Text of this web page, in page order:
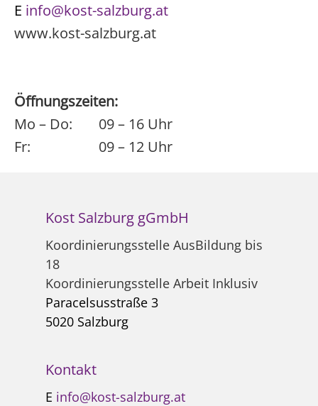
E info@kost-salzburg.at
www.kost-salzburg.at
Öffnungszeiten:
Mo – Do:
09 – 16 Uhr
Fr:
09 – 12 Uhr
Kost Salzburg gGmbH
Koordinierungsstelle AusBildung bis
18
Koordinierungsstelle Arbeit Inklusiv
Paracelsusstraße 3
5020 Salzburg
Kontakt
E info@kost-salzburg.at